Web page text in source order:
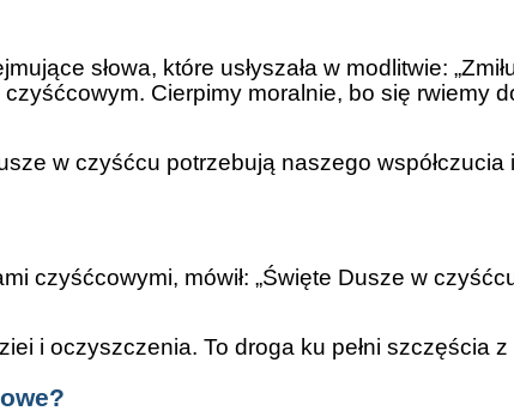
słowa, które usłyszała w modlitwie:
Cierpimy moralnie, bo się rwiemy
w czyśćcu potrzebują naszego
czyśćcowymi, mówił: „Święte Dusze w
i oczyszczenia. To droga ku pełni szczęścia